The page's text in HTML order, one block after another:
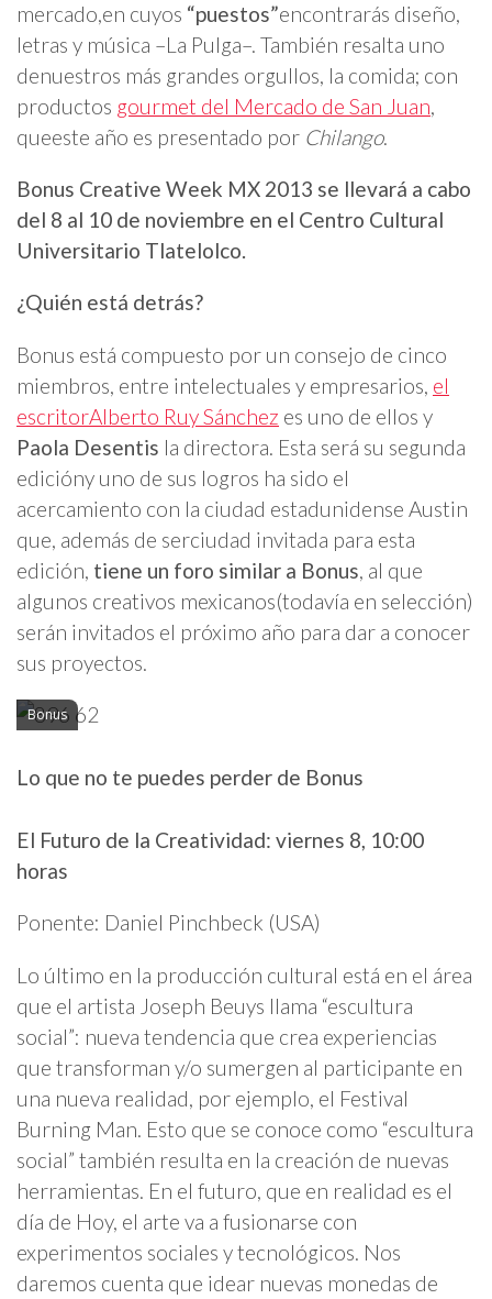
mercado,en cuyos “puestos”encontrarás diseño,
letras y música –La Pulga–. También resalta uno
denuestros más grandes orgullos, la comida; con
productos gourmet del Mercado de San Juan,
queeste año es presentado por Chilango.
Bonus Creative Week MX 2013 se llevará a cabo
del 8 al 10 de noviembre en el Centro Cultural
Universitario Tlatelolco.
¿Quién está detrás?
Bonus está compuesto por un consejo de cinco
miembros, entre intelectuales y empresarios, el
escritorAlberto Ruy Sánchez es uno de ellos y
Paola Desentis la directora. Esta será su segunda
edicióny uno de sus logros ha sido el
acercamiento con la ciudad estadunidense Austin
que, además de serciudad invitada para esta
edición, tiene un foro similar a Bonus, al que
algunos creativos mexicanos(todavía en selección)
serán invitados el próximo año para dar a conocer
sus proyectos.
Bonus
Lo que no te puedes perder de Bonus
El Futuro de la Creatividad: viernes 8, 10:00
horas
Ponente: Daniel Pinchbeck (USA)
Lo último en la producción cultural está en el área
que el artista Joseph Beuys llama “escultura
social”: nueva tendencia que crea experiencias
que transforman y/o sumergen al participante en
una nueva realidad, por ejemplo, el Festival
Burning Man. Esto que se conoce como “escultura
social” también resulta en la creación de nuevas
herramientas. En el futuro, que en realidad es el
día de Hoy, el arte va a fusionarse con
experimentos sociales y tecnológicos. Nos
daremos cuenta que idear nuevas monedas de